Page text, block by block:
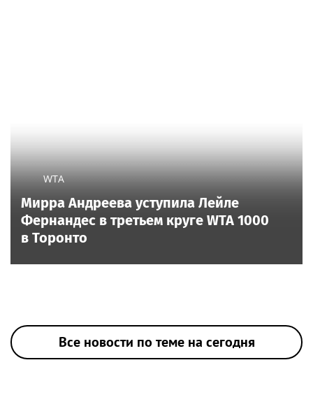
WTA
Мирра Андреева уступила Лейле
Фернандес в третьем круге WTA 1000
в Торонто
Все новости по теме на сегодня